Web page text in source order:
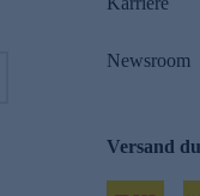
Newsroom
Versand